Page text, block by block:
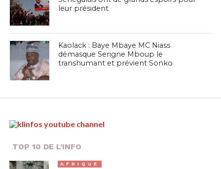
leur président
Kaolack : Baye Mbaye MC Niass
démasque Serigne Mboup le
transhumant et prévient Sonko
TOP 10 DE L'INFO
AFRIQUE